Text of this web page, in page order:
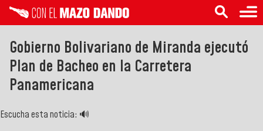
Gobierno Bolivariano de Miranda ejecutó
Plan de Bacheo en la Carretera
Panamericana
Escucha esta noticia: 🔊